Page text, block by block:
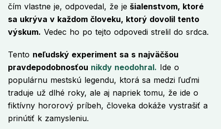
čím vlastne je, odpovedal, že je šialenstvom, ktoré
sa ukrýva v každom človeku, ktorý dovolil tento
výskum. Vedec ho po tejto odpovedi strelil do srdca.
Tento neľudský experiment sa s najväčšou
pravdepodobnosťou nikdy neodohral. Ide o
populárnu mestskú legendu, ktorá sa medzi ľuďmi
traduje už dlhé roky, ale aj napriek tomu, že ide o
fiktívny hororový príbeh, človeka dokáže vystrašiť a
prinútiť k zamysleniu.